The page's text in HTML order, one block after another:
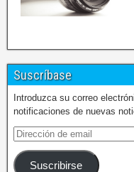
Suscríbase
Introduzca su correo
notificaciones de nuevas
Suscribirse